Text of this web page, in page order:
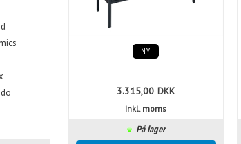
NY
3.315,00 DKK
inkl. moms
På lager